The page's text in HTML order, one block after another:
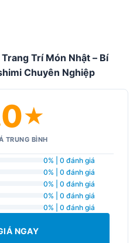
Trí Món Nhật – Bí
Chuyên Nghiệp
★
TRUNG BÌNH
0% | 0 đánh giá
0% | 0 đánh giá
0% | 0 đánh giá
0% | 0 đánh giá
0% | 0 đánh giá
NGAY